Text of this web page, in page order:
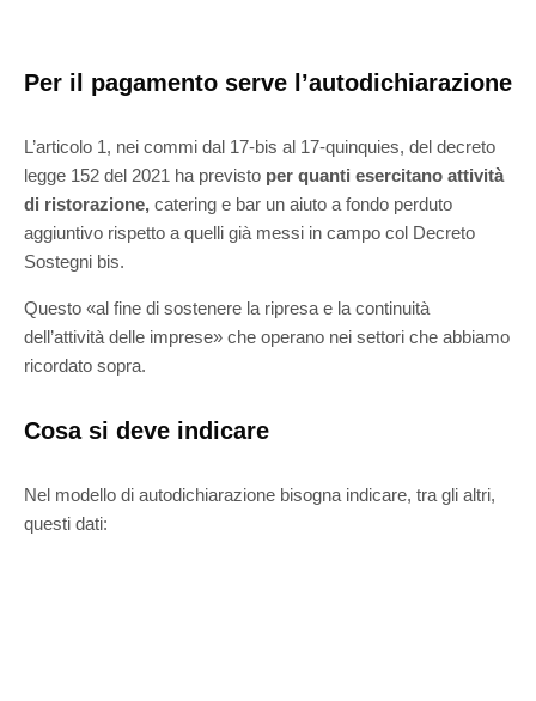
Per il pagamento serve l’autodichiarazione
L’articolo 1, nei commi dal 17-bis al 17-quinquies, del decreto
legge 152 del 2021 ha previsto per quanti esercitano attività
di ristorazione, catering e bar un aiuto a fondo perduto
aggiuntivo rispetto a quelli già messi in campo col Decreto
Sostegni bis.
Questo «al fine di sostenere la ripresa e la continuità
dell’attività delle imprese» che operano nei settori che abbiamo
ricordato sopra.
Cosa si deve indicare
Nel modello di autodichiarazione bisogna indicare, tra gli altri,
questi dati: